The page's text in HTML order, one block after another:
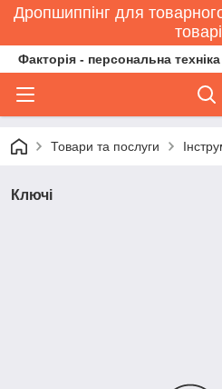
Дропшиппінг для
Факторія - персональна техніка
Товари та послуги
Ключі